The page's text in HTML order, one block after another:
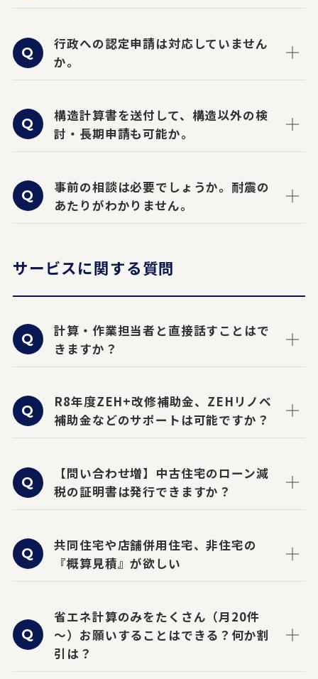
行政への認定申請は対応していません
か。
構造計算書を送付して、構造以外の検
討・長期申請も可能か。
事前の相談は必要でしょうか。耐震の
あたりがわかりません。
サービスに関する質問
計算・作業担当者と直接話すことはで
きますか？
R8年度ZEH+改修補助金、ZEHリノベ
補助金などのサポートは可能ですか？
【問い合わせ増】中古住宅のローン減
税の証明書は発行できますか？
共同住宅や店舗併用住宅、非住宅の
『概算見積』が欲しい
省エネ計算のみをたくさん（月20件
～）お願いすることはできる？何か割
引は？